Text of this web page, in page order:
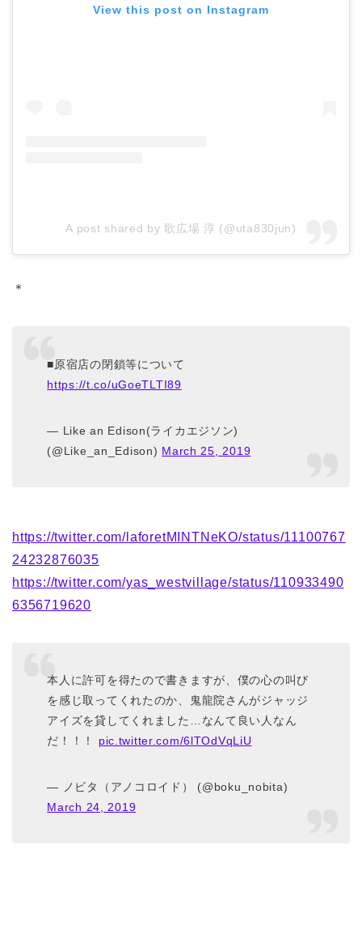
View this post on Instagram
A post shared by 歌広場 淳 (@uta830jun)
＊
■原宿店の閉鎖等について
https://t.co/uGoeTLTI89
— Like an Edison(ライカエジソン)
(@Like_an_Edison) March 25, 2019
https://twitter.com/laforetMINTNeKO/status/11100767
24232876035
https://twitter.com/yas_westvillage/status/110933490
6356719620
本人に許可を得たので書きますが、僕の心の叫び
を感じ取ってくれたのか、鬼龍院さんがジャッジ
アイズを貸してくれました…なんて良い人なん
だ！！！ pic.twitter.com/6lTOdVqLiU
— ノビタ（アノコロイド） (@boku_nobita)
March 24, 2019